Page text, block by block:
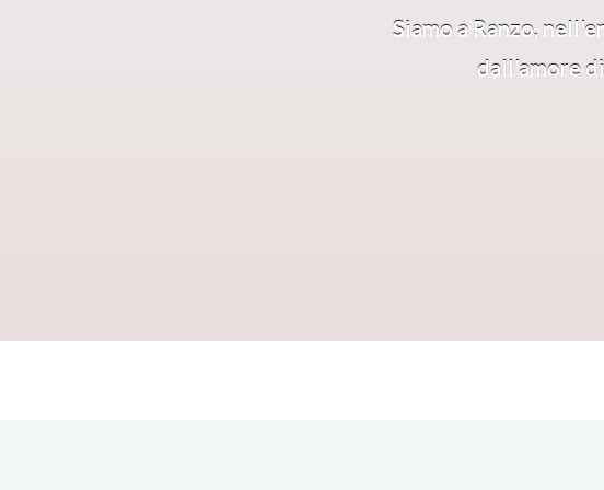
Siamo a Ranzo,
dall'amore